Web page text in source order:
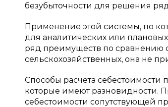
безубыточности для решения
Применение этой системы, по
для аналитических или
ряд преимуществ по сравнению
сельскохозяйственных, она не
Способы расчета
которые имеют разновидности.
себестоимости сопутствующей